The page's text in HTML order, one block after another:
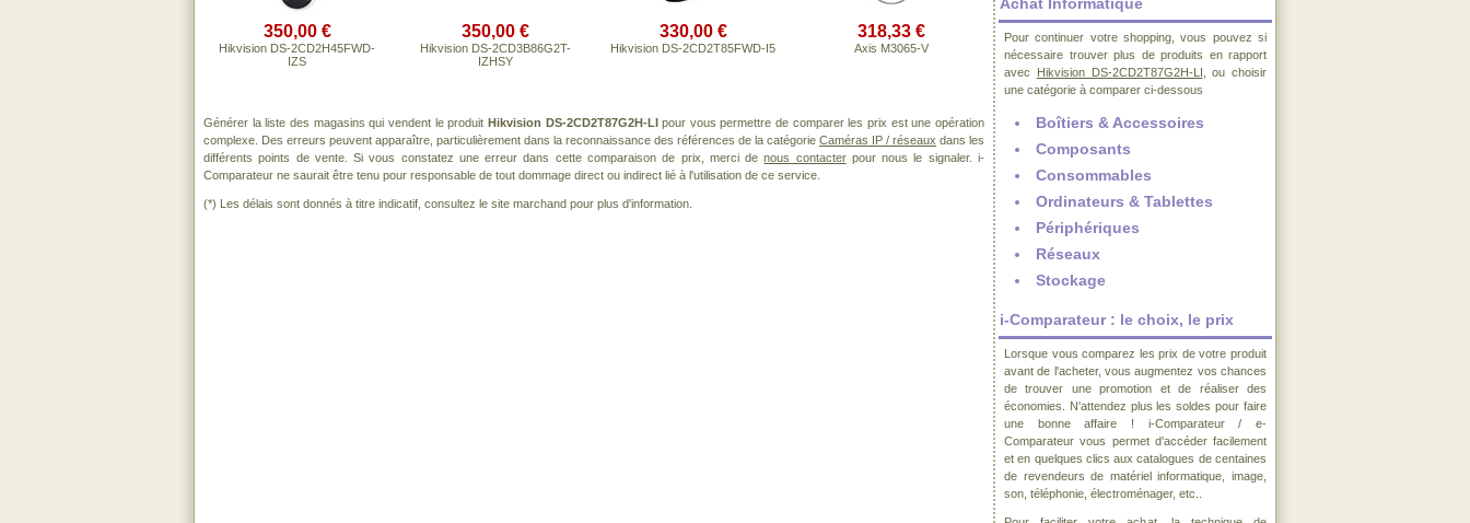
350,00 €
Hikvision DS-2CD2H45FWD-
IZS
350,00 €
Hikvision DS-2CD3B86G2T-
IZHSY
330,00 €
Hikvision DS-2CD2T85FWD-I5
318,33 €
Axis M3065-V
Générer la liste des magasins qui vendent le produit Hikvision DS-2CD2T87G2H-LIpour vous permettre de comparer les prix est une opération
complexe. Des erreurs peuvent apparaître, particulièrement dans la reconnaissance des références de la catégorie Caméras IP / réseaux dans les
différents points de vente. Si vous constatez une erreur dans cette comparaison de prix, merci denous contacterpour nous le signaler. i-
Comparateur ne saurait être tenu pour responsable de tout dommage direct ou indirect lié à l'utilisation de ce service.
(*) Les délais sont donnés à titre indicatif, consultez le site marchand pour plus d'information.
Pour continuer votre shopping, vous pouvez si
nécessaire trouver plus de produits en rapport
avec
Hikvision DS-2CD2T87G2H-LI , ou choisir
une catégorie à comparer ci-dessous
Boîtiers & Accessoires
Composants
Consommables
Ordinateurs & Tablettes
Périphériques
Réseaux
Stockage
i-Comparateur : le choix, le prix
Lorsque vous comparez les prix de votre produit
avant de l'acheter, vous augmentez vos chances
de trouver une promotion et de réaliser des
économies. N'attendez plus les soldes pour faire
une bonne affaire ! i-Comparateur / e-
Comparateur vous permet d'accéder facilement
et en quelques clics aux catalogues de centaines
de revendeurs de matériel informatique, image,
son, téléphonie, électroménager, etc..